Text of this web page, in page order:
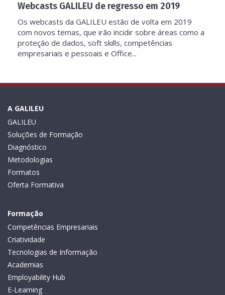
Webcasts GALILEU de regresso em 2019
Os webcasts da GALILEU estão de volta em 2019
com novos temas, que irão incidir sobre áreas como a
proteção de dados, soft skills, competências
empresariais e pessoais e Office...
A GALILEU
GALILEU
Soluções de Formação
Diagnóstico
Metodologias
Formatos
Oferta Formativa
Formação
Competências Empresariais
Criatividade
Tecnologias de Informação
Academias
Employability Hub
E-Learning